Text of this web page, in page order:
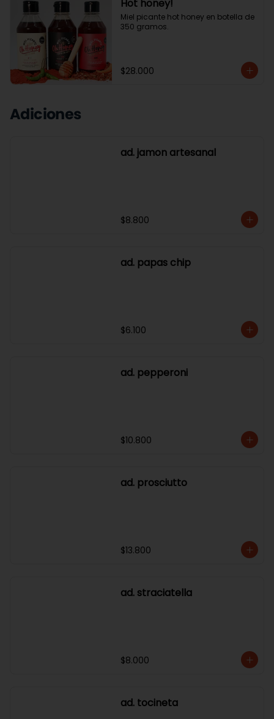
Hot honey!
Miel picante hot honey en botella de
350 gramos.
$28.000
Adiciones
ad. jamon artesanal
$8.800
ad. papas chip
$6.100
ad. pepperoni
$10.800
ad. prosciutto
$13.800
ad. straciatella
$8.000
ad. tocineta